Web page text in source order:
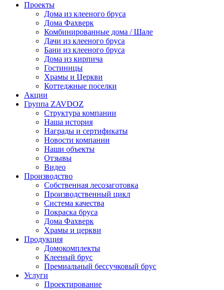
Проекты
Дома из клееного бруса
Дома Фахверк
Комбинированные дома / Шале
Дачи из клееного бруса
Бани из клееного бруса
Дома из кирпича
Гостиницы
Храмы и Церкви
Коттеджные поселки
Акции
Группа ZAVDOZ
Структура компании
Наша история
Награды и сертификаты
Новости компании
Наши объекты
Отзывы
Видео
Производство
Собственная лесозаготовка
Производственный цикл
Система качества
Покраска бруса
Дома Фахверк
Храмы и церкви
Продукция
Домокомплекты
Клееный брус
Премиальный бессучковый брус
Услуги
Проектирование